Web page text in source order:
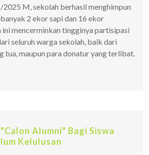
M, sekolah berhasil menghimpun
2 ekor sapi dan 16 ekor
ini mencerminkan tingginya partisipasi
seluruh warga sekolah, baik dari
tua, maupun para donatur yang terlibat.
Alumni" Bagi Siswa
Kelulusan